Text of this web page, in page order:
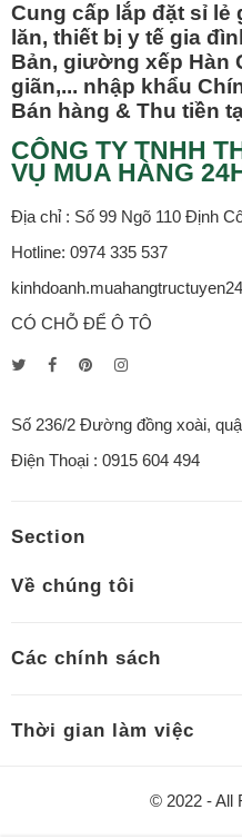
Cung cấp lắp đặt sỉ
lăn, thiết bị y tế gia
Bản, giường xếp Hàn
giãn,... nhập khẩu
Bán hàng & Thu tiền
CÔNG TY TNHH
VỤ MUA HÀNG
Địa chỉ : Số 99 Ngõ 110 Định
Hotline: 0974 335 537
CÓ CHỖ ĐỂ Ô TÔ
Số 236/2 Đường đồng xoài,
Điện Thoại : 0915 604 494
Section
Về chúng tôi
Các chính sách
Thời gian làm việc
© 2022 - All